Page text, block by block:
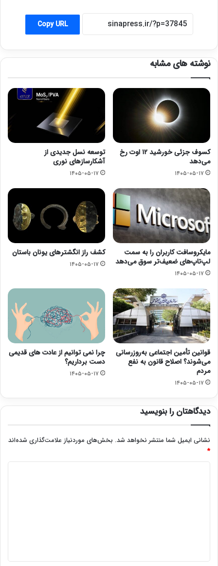
Copy URL
نوشته های مشابه
کسوف جزئی خورشید ۱۲ اوت رخ
می‌دهد
۱۴۰۵-۰۵-۱۷
توسعه نسل جدیدی از
آشکارسازهای نوری
۱۴۰۵-۰۵-۱۷
مایکروسافت کاربران را به سمت
لپ‌تاپ‌های ضعیف‌تر سوق می‌دهد
۱۴۰۵-۰۵-۱۷
کشف راز انگشترهای یونان باستان
۱۴۰۵-۰۵-۱۷
قوانین تأمین اجتماعی به‌روزرسانی
می‌شوند؟ اصلاح قانون به نفع
مردم
۱۴۰۵-۰۵-۱۷
چرا نمی توانیم از عادت های قدیمی
دست برداریم؟
۱۴۰۵-۰۵-۱۷
دیدگاهتان را بنویسید
نشانی ایمیل شما منتشر نخواهد شد. بخش‌های موردنیاز علامت‌گذاری شده‌اند
*